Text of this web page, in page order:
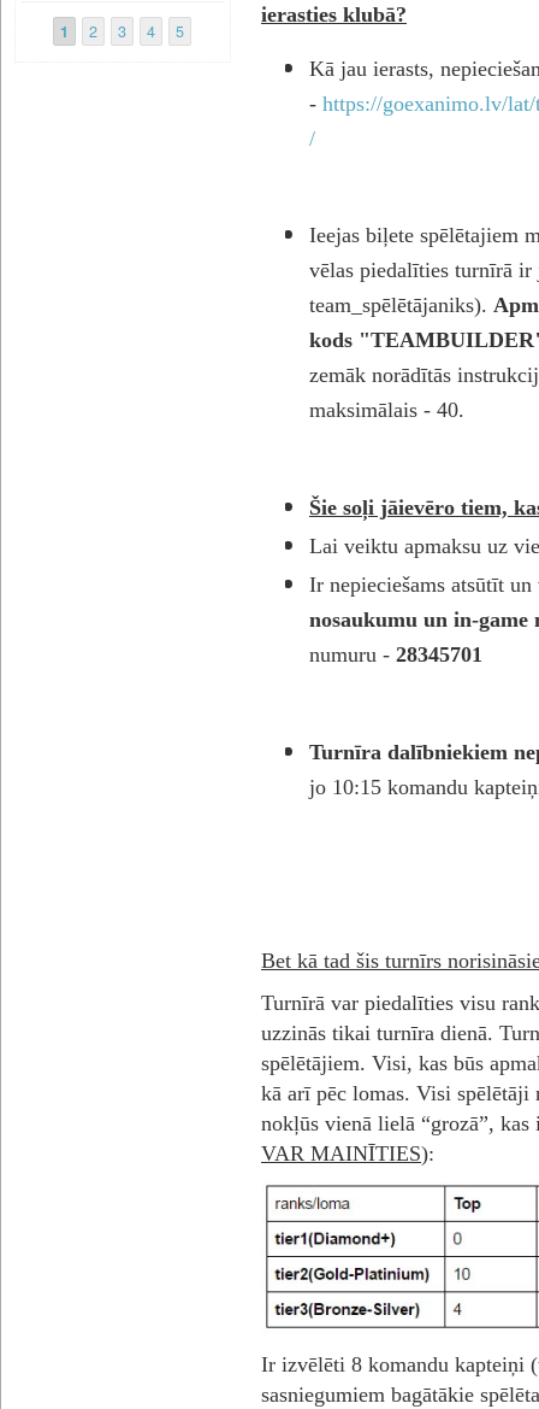
ierasties klubā?
Kā jau ierasts,
- https://goexanimo.lv/
/
Ieejas biļete spēlētajiem
vēlas piedalīties turnīrā ir
team_spēlētājaniks).
kods
zemāk norādītās
maksimālais - 40.
Šie soļi jāievēro tiem,
Lai veiktu apmaksu uz
Ir nepieciešams atsūtīt
nosaukumu un in-game
numuru - 28345701
Turnīra dalībniekiem
jo 10:15 komandu
Bet kā tad šis turnīrs
Turnīrā var piedalīties visu
uzzinās tikai turnīra dienā.
spēlētājiem. Visi, kas būs
kā arī pēc lomas. Visi spēlētāji
nokļūs vienā lielā “grozā”, kas
VAR MAINĪTIES):
Ir izvēlēti 8 komandu kapteiņi
sasniegumiem bagātākie
1 2 3 4 5